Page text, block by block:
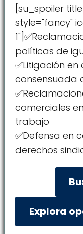
[su_spoiler
style="fancy"
políticas de
✅Litigación
consensuada
comerciales
trabajo
✅Defensa en
derechos
Explora